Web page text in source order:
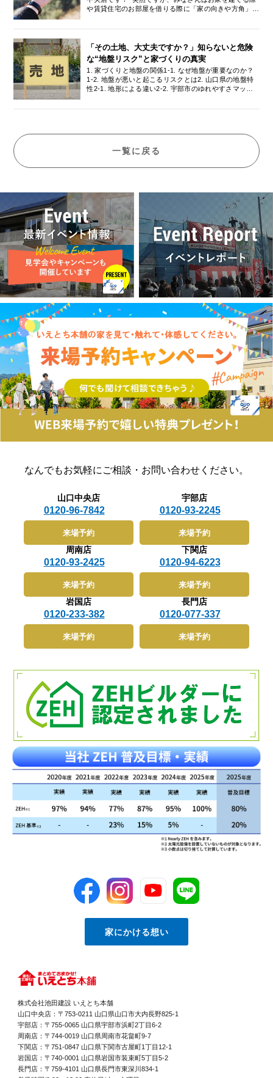
ださい。 【目次】1. 山口市・防府市エリアの住環境と
特徴2. 山口市・防府市での土地価格の相場と傾向3. 山
しから家づくりまで！「いえとち本舗」の強み5.
まとめ1. 山口市・防府市エリアの住環境と特徴山口県
の中央部に位置する山口市と防府市は、県内でも特に安
定した住環境が魅力のエリアです。山口市の特徴山口市
は県庁所在地であり、行政機関や山口大学をはじめとす
る教育機関、そして総合病院などの医療機関が集積して
いる中心地です。そのため、公務員や医療関係者、教
く、落ち着いた雰囲気の街並みと厚い住宅需要が形成さ
務員や医療・教育機関関係者など安定したご職業の世帯
が多く、穏やかで住みやすい環境が整っています。この
エリアの大きな特徴は、「生まれ育った地域で家を建て
たい」という地元定着型の需要（内発的需要）が非常に
く住み続けたいと考える方が多いため、地域の繋がりや
治安の良さも魅力の一つと言えます。▲ 目次に戻る2.
山口市・防府市での土地価格の相場と傾向家づくりにお
いて、土地の取得費用は全体の予算を大きく左右する重
要なポイントです。山口県全体の住宅地平均坪単価は約
14万円と、他県（例えば広島県や岡山県など）と比較
すると非常にリーズナブルな水準となっています。これ
は山口市や防府市においても同様の傾向があり、土地の
取得費用を比較的抑えやすいという大きなメリットがあ
ります。しかし、このエリアの購買層の傾向として、
「土地が安い分、建物に莫大な予算をかける」というよ
りは、「土地も建物もトータルでリーズナブルに抑え、
無理のない資金計画で堅実に暮らしたい」という価格志
向やコストパフォーマンスを重視する方が多いことが挙
げられます。限られた予算の中で、通勤・通学の利便性
や日常の買い物のしやすさ、そしてハザードマップ等に
よる安全性を兼ね備えた土地を見つけることが重要にな
ってきます。▲ 目次に戻る3. 山口市・防府市で失敗し
ない！土地探しのコツでは、具体的にどのように土地を
探せばよいのでしょうか。土地探しを成功させるための
3つのコツをご紹介します。1. 地域密着の住宅会社に相
談する山口県は、各都市が独立した商圏を形成する「分
散型多極商圏」という特徴を持っています。そのため、
全国規模の画一的な情報よりも、その地域の特性（学区
の評判、水害リスク、地域特有の気候など）を熟知した
地元密着型の住宅会社が持つ情報が非常に役立ちます。
インターネットには出回らない未公開物件情報を持って
いることも多いため、早い段階で地域のプロに相談する
しまい、後から建物の予算が足りなくなってしまうケー
な地盤改良費がかかったりするケースも少なくありませ
ん。これを防ぐためには、土地探しと建物のプランニン
グを同時に進めてくれる住宅会社を選ぶことが重要で
す。3. 総予算から逆算する土地探しを始める前に、ま
ずは「毎月無理なく支払えるローン返済額」から、家づ
くり全体の総予算を割り出しましょう。総予算から建物
価格や諸費用を引き、残った金額を土地の予算として設
定することで、予算オーバーを未然に防ぐことができま
えとち本舗」の強み山口市・防府市エリアで土地探しに
お悩みなら、ぜひ「いえとち本舗」にご相談ください。
いえとち本舗は、創業70年以上の歴史を持つ地域密着
型の総合建設・不動産企業である「株式会社池田建設」
が運営しています。長年培ってきた地域のネットワーク
を活かし、山口市・防府市周辺の豊富な土地情報をご提
供可能です。私たちの最大の強みは、「土地探し」「住
宅の設計・施工」「住宅ローンのご相談」までをワンス
といったお悩みに対し、当社のノウハウを活かした「低
価格×高品質」な建物プランとセットでご提案すること
で、無理のない資金計画を実現します。全棟で高い断熱
性能（G2仕様）と耐震等級3を標準採用しており、土地
の価格を抑えながらも、夏は涼しく冬は暖かい、安心で
快適な住まいをご提供いたします。▲ 目次に戻る5.
【FAQ】山口市・防府市で家を建てる際によくある質問
すか？Aエリアや条件によって異なりますが、山口県全
体の平均坪単価は約14万円です。他県と比べて土地取
得費用を抑えやすく、建物とのトータル予算を組みやす
い環境と言えます。Qまだ建物のイメージが湧いていま
せんが、土地探しから相談できますか？Aもちろんで
す！むしろ、建物のイメージが固まる前にご相談いただ
くことで、全体の総予算のバランスを見ながら、理想の
暮らしに最適な土地をご提案できます。いえとち本舗で
は、土地探しからのご相談を大歓迎しております。Q山
口市・防府市で家を建てる方はどのような職業の方が多
いですか？A県庁や市役所、大学、各種医療機関が集ま
っているため、公務員や医療関係者、教育機関関係者な
ど、安定したご職業の世帯が多く見られます。大都市か
戻るまとめ山口市や防府市は、利便性と豊かな自然が調
和し、子育て世帯からシニア世代まで安心して暮らせる
素晴らしいエリアです。理想のマイホームを手に入れる
画が欠かせません。いえとち本舗お客様一人ひとりのラ
イフスタイルに合わせた土地と建物のトータルプランを
ご提案いたします。ぜひお気軽に、店舗やモデルハウス
へ遊びにいらしてください！スタッフ一同、心よりお待
や賃貸住宅のお部屋を借りる際に「家の向きや方角」に
口で家づくりを検討されているみなさんに「家の向き、
オススメの方角は？」というテーマのもと、家の向きに
ついてご紹介させていただきます。 土地の向きの見方
は何を基準にしてる？ みなさん「南向きのお家が良
い」というのをお聞きしたことはありませんか？です
が、「南向き」と言うものの、何をどう見た際に「南向
は、敷地に面する道路の方角のことを指します。(・
き」の土地となります。 一般的には、リビングの大き
な窓が面している向き一番大きなバルコニーのある向き
が当たることが多いです。 土地の向きで日当たりはど
う変わる？ 日当たりの良い土地は、方角や日射角度だ
ら、西に沈むという動きを踏まえたうえで東西南北それ
ぞれの日当たりについて見ていきましょう！(*′ω`)b そ
れぞれの方角のメリット・デメリット ■東向きの日当た
り東向きは、日の出から午前中にかけての日当たりが良
いです。 午前中は洗濯物の乾きが早く、さらに午前中
から昼間にかけて部屋が温まりやすいなどのメリットが
あります。 逆に、夕方から夜にかけては日が入らず陰
になりがちですので、部屋がうす暗く感じたり、冷えや
すいこともあります。 ■西向きの日当たり西向きは、
午後から日当たりが良くなります。 よく「西日が強
い」などと言いますが、夕方になると夕日が差し込みま
すので、冬は心地よいのですが、夏であればカーテンな
どをして対策が必要となります。 西日が強いと外壁が
熱を持つので、夜でも冷えにくいですが朝方は冷え込む
かもしれません。 ■北向きの日当たり北向きは、日当
たりという点からはあまり人気とは言えません。 日光
が降り注がない分、クロスや本が日焼けしにくく、夏場
は涼しいです。 ですが、洗濯物が乾きにくく、冬場は
湿気や結露が多く、冷えやすいというデメリットがあり
ます。 ■南向きの日当たり南向きは、終日にかけて効
率よく太陽光を取り入れることができます。 一日を通
して日当たりが良いので洗濯物が乾きやすく、冬場もあ
たたかいです。また、低い位置からの直射日光は避ける
ことができるので、常に快適な明るさが保たれま
す。 ですが、南向きで大きな窓のリビングだと、夏の
昼間は暑くなるため、日中に家に居る場合は、エアコン
なしでは大変になってきます。 おわりに 今回は「家の
のライフスタイルがありますので、それぞれの家に居る
「在宅時間」を考えて、その時間に合わせて日当たりが
陽小野田・宇部・防府で新築住宅をお考えの方は是非一
度、いえとち本舗までお気軽にお問合せください！家族
全員が楽しく過ごせるお家づくりを一緒に考えていきま
しょう。ヾ(・∀・*) 1月18日(土)～1月19日(日)開催イベ
ント↓【防府市牟礼】思わずうなる平屋3LDK完成見学
「その土地、大丈夫ですか？」知らないと危険
な“地盤リスク”と家づくりの真実
1. 家づくりと地盤の関係1-1. なぜ地盤が重要なのか？
1-2. 地盤が悪いと起こるリスクとは2. 山口県の地盤特
性2-1. 地形による違い2-2. 宇部市のゆれやすさマップ
国的な取り組みと実例5-1. 行政とハウスメーカーの連
携6. まとめ：安心な暮らしは足元から 1. 家づくりと地
盤の関係1-1. なぜ地盤が重要なのか？家を建てるとい
うのは、多くの人にとって人生最大のプロジェクトの一
ければ、どれだけ立派な建物を建てても意味がありませ
ん。とくに自然災害の多い日本では、地震や豪雨などの
影響を受けにくい安定した地盤を選ぶことが、家族の命
と財産を守るうえで欠かせません。地盤は家づくりの基
盤であり、その良し悪しは将来的な安心・安全に直結し
ます。また、地盤が安定していれば、基礎工事の設計も
シンプルになりやすく、コストパフォーマンスの面でも
有利になることが多いのです。設計段階から地盤に目を
向けることで、無理のない家づくりが実現できます。1-
2. 地盤が悪いと起こるリスクとは地盤が軟弱な場所に
住宅を建てた場合、不同沈下という現象が起こる可能性
があります。これは家の一部が沈み、傾きが生じること
で、ドアや窓が開かなくなったり、壁にひびが入ったり
といったトラブルにつながります。また、地震の揺れが
増幅される恐れもあり、倒壊リスクが高まるのです。さ
らに補修や補強には多額の費用が発生し、住環境の質が
大きく低下します。最悪の場合、建て替えが必要になる
ケースもあるため、地盤に問題がないかを事前に把握
し、必要に応じた対策を講じることが大切です。実際に
不同沈下が原因で裁判沙汰になるケースもあり、引き渡
し後のトラブルに発展するリスクも見過ごせません。こ
うしたリスクを未然に防ぐためにも、地盤に関する正し
い知識と準備が不可欠なのです。 2. 山口県の地盤特性
2-1. 地形による違い山口県は南側を瀬戸内海に面し、
北側には日本海と連なる山地が広がるなど、地形が非常
に多様な地域です。このため、地域ごとに地盤の状態が
では比較的硬い地盤が多く見られ、建物の支持に適して
いる場所も少なくありません。しかし、丘陵地などでは
緩みも考慮しなければなりません。つまり、同じ県内で
あっても、地盤の特性や対策の必要性は大きく異なり、
建築予定地の地盤状況を的確に把握することが非常に重
要です。2-2. 宇部市のゆれやすさマップの活用宇部市
では、地域の地震リスクを住民にわかりやすく伝えるた
めに「ゆれやすさマップ」を公開しています。これは、
地震が発生した際に各地域がどの程度揺れやすいかを色
分けで示した地図で、自宅や建築予定地の安全性を判断
するのに非常に役立ちます。例えば、赤やオレンジで示
された地域は揺れやすく、地盤補強などの対策が必要に
なる可能性があります。一方で、青系の地域は比較的揺
です。このマップを活用することで、事前に地盤に関す
るリスクを視覚的に把握でき、無駄な出費やトラブルを
避けることが可能になります。地盤の選定は家づくりの
第一歩。その判断材料として、ゆれやすさマップは非常
に心強いツールとなります。 3. 地盤調査の重要性と種
類3-1. スウェーデン式サウンディング試験とはスウェ
です。先端にスクリューの付いたロッドを回転させなが
ら地中に貫入させ、必要な荷重や回転数を測定すること
で、地盤の硬さや支持層の深さを推定します。この試験
は比較的簡易でコストも抑えられるため、個人住宅の建
設時に最適です。また、現場での作業時間も短く、迅速
に結果が得られるというメリットがあります。SWS試
験の結果は、地盤が建物の重さに耐えられるかどうかを
判断する重要な指標となり、その後の基礎設計や地盤補
強工事の有無にも直結します。住宅の安全性を確保する
うえで、最初に行うべき基本的かつ重要なステップで
す。3-2. 調査結果が住宅に与える影響地盤調査の結果
は、住宅の基礎設計だけでなく、全体の建築計画に大き
な影響を与える重要な情報です。たとえば、軟弱地盤と
診断された場合には、地盤補強工事が必要となり、工期
地盤であれば、シンプルな基礎構造で済むため、予算に
余裕が生まれる可能性もあります。また、調査結果は建
築確認申請や住宅ローンの審査においても評価されるこ
とがあり、安全性や耐震性に対する証明資料としての役
割も果たします。さらに、住宅性能表示制度の耐震等級
作業ではなく、住まいの質を根本から支える重要なファ
クターであると言えるでしょう。 4. 地盤補強の工法と
選び方4-1. 表層改良工法表層改良工法は、比較的浅い
軟弱地盤に対して有効な地盤補強の方法です。具体的に
を強化します。この工法は比較的コストが低く、施工期
把握することが、この工法の採否を判断するカギになり
ます。また、既存の樹木や構造物との干渉も考慮する必
す。4-2. 柱状改良工法柱状改良工法は、地中にドリル
で掘削した孔にセメント系の固化材を注入し、柱状の支
持体（ソイルセメントコラム）を形成することで地盤を
強化する工法です。一般に支持層が2〜8メートル程度
にある土地に適用され、戸建住宅の地盤補強としては最
も広く用いられている方法のひとつです。地盤の安定性
とコストのバランスが良く、柔軟に設計対応できるた
め、山口県内でも多くの施工実績があります。ただし、
一覧に戻る
株式会社池田建設 いえとち本舗
山口中央店：〒753-0211 山口県山口市大内長野825-1
宇部店：〒755-0065 山口県宇部市浜町2丁目6-2
周南店：〒744-0019 山口県周南市花畠町9-7
下関店：〒751-0847 山口県下関市古屋町1丁目12-1
岩国店：〒740-0001 山口県岩国市装束町5丁目5-2
長門店：〒759-4101 山口県長門市東深川834-1
家にかける想い
なんでもお気軽に ご相談・お問い合わせください。
山口中央店
0120-96-7842
来場予約
宇部店
0120-93-2245
来場予約
周南店
0120-93-2425
来場予約
下関店
0120-94-6223
来場予約
岩国店
0120-233-382
来場予約
長門店
0120-077-337
来場予約